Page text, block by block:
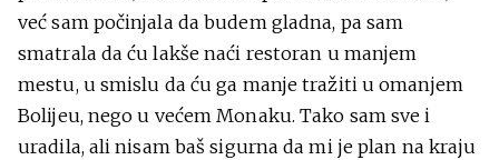
već sam počinjala da budem gladna, pa sam
smatrala da ću lakše naći restoran u manjem
mestu, u smislu da ću ga manje tražiti u omanjem
Bolijeu, nego u većem Monaku. Tako sam sve i
uradila, ali nisam baš sigurna da mi je plan na kraju